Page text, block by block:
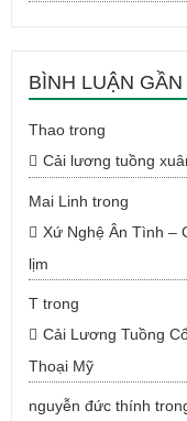
BÌNH LUẬN
Thao trong
Cải lương tuồng
Mai Linh trong
Xứ Nghệ Ân Tình –
lịm
T trong
Cải Lương Tuồng
Thoại Mỹ
nguyễn đức thính